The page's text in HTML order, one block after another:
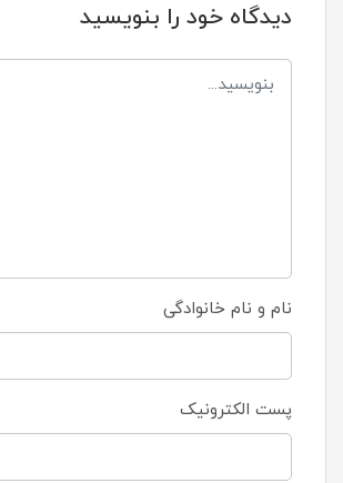
دیدگاه خود را بنویسید
نام و نام خانوادگی
پست الکترونیک